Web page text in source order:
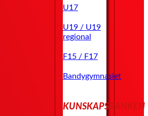
U17
U19 / U19
regional
F15 / F17
Bandygymnasiet
KUNSKAPSBANKEN